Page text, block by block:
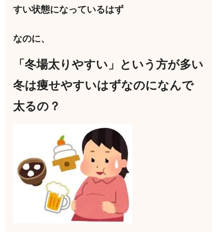
すい状態になっているはず
なのに、
「冬場太りやすい」という方が多い
冬は痩せやすいはずなのになんで
太るの？